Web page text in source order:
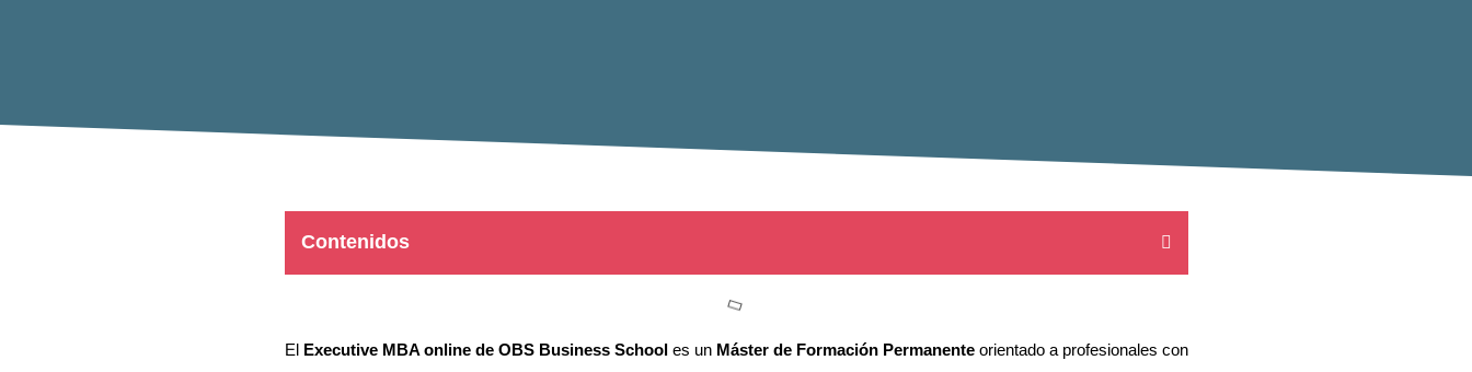
Contenidos
El Executive MBA online de OBS Business Schooles un Máster de Formación Permanenteorientado a profesionales con